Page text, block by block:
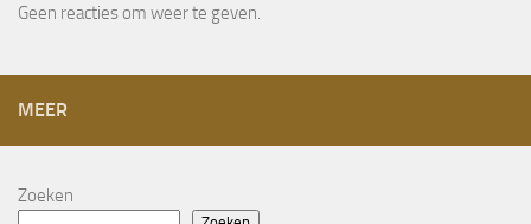
Geen reacties om weer te geven.
MEER
Zoeken